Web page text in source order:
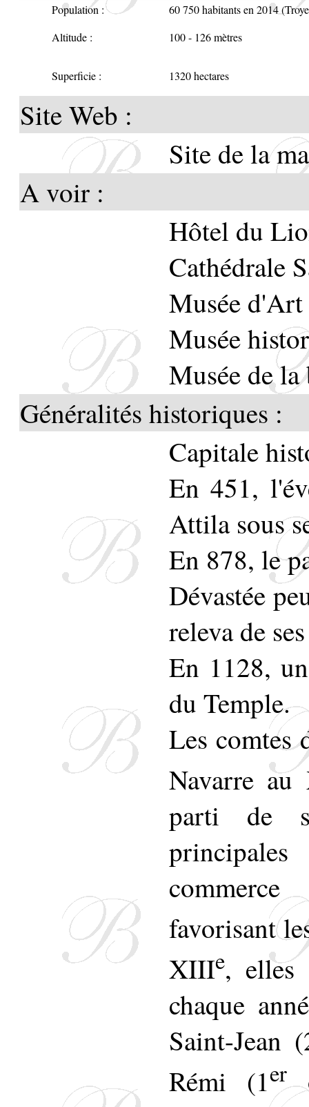
ajouté
Population :
60 750 habitants en 2014
Altitude :
100 - 126 mètres
Superficie : 1320 hectares
Site Web :
Site de la
A voir :
Hôtel du
Cathédrale
Musée
Musée
Musée de
Généralités historiques :
Capitale
En 451,
Attila sous
En 878, le
Dévastée
releva de
En 1128,
du Temple.
Les comtes
Navarre
parti de
favorisant
XIIIe, elles
chaque
Saint-
Rémi (1er